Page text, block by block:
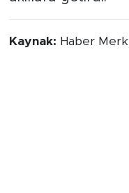
Kaynak: Haber